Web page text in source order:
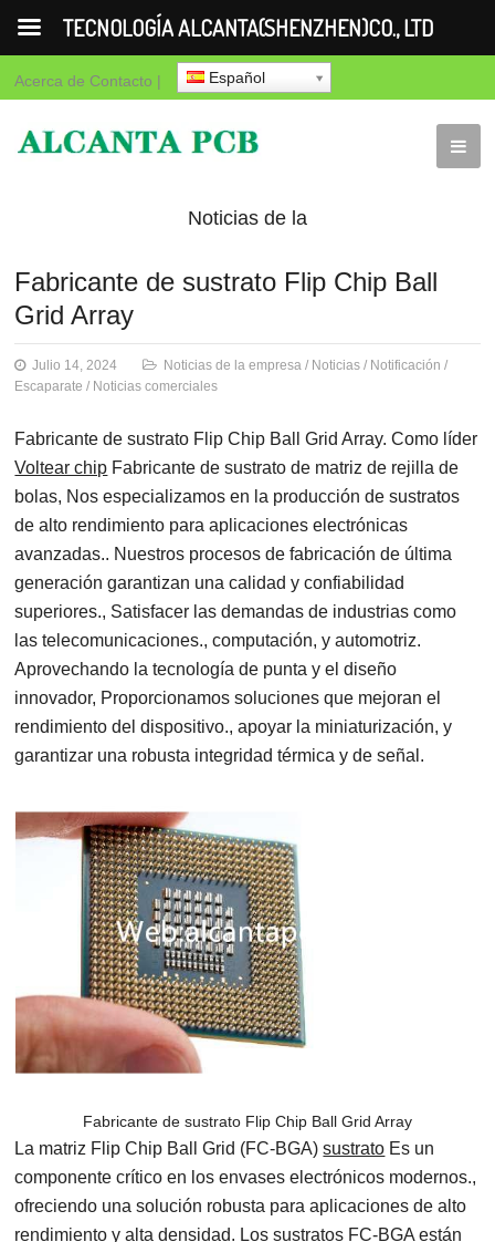
Acerca de Contacto | Español
Noticias de la
empresa Noticias Notificación
Fabricante de sustrato Flip Chip Ball
Grid Array
Julio 14, 2024 Noticias de la empresa / Noticias / Notificación /
Escaparate / Noticias comerciales
Fabricante de sustrato Flip Chip Ball Grid Array. Como líder
Voltear chip Fabricante de sustrato de matriz de rejilla de
bolas, Nos especializamos en la producción de sustratos
de alto rendimiento para aplicaciones electrónicas
avanzadas.. Nuestros procesos de fabricación de última
generación garantizan una calidad y confiabilidad
superiores., Satisfacer las demandas de industrias como
las telecomunicaciones., computación, y automotriz.
Aprovechando la tecnología de punta y el diseño
innovador, Proporcionamos soluciones que mejoran el
rendimiento del dispositivo., apoyar la miniaturización, y
garantizar una robusta integridad térmica y de señal.
Fabricante de sustrato Flip Chip Ball Grid Array
La matriz Flip Chip Ball Grid (FC-BGA)sustrato Es un
componente crítico en los envases electrónicos modernos.,
ofreciendo una solución robusta para aplicaciones de alto
rendimiento y alta densidad. Los sustratos FC-BGA están
TECNOLOGÍA ALCANTA(SHENZHEN)CO., LTD